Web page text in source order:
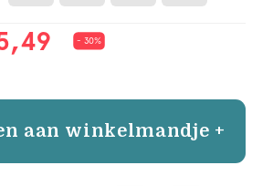
- 30%
aan winkelmandje +